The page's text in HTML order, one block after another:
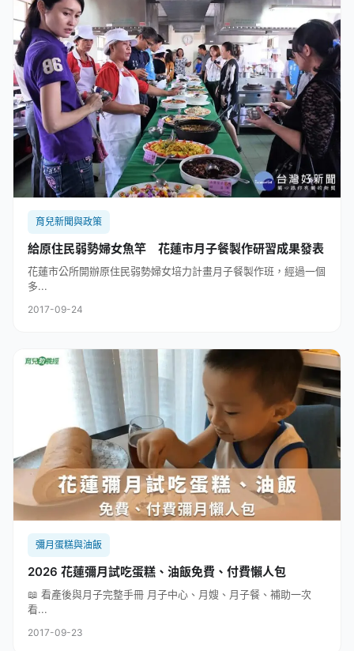
育兒新聞與政策
給原住民弱勢婦女魚竿 花蓮市月子餐製作研習成果發表
花蓮市公所開辦原住民弱勢婦女培力計畫月子餐製作班，經過一個
多...
2017-09-24
彌月蛋糕與油飯
2026 花蓮彌月試吃蛋糕、油飯免費、付費懶人包
📖 看產後與月子完整手冊 月子中心、月嫂、月子餐、補助一次
看...
2017-09-23